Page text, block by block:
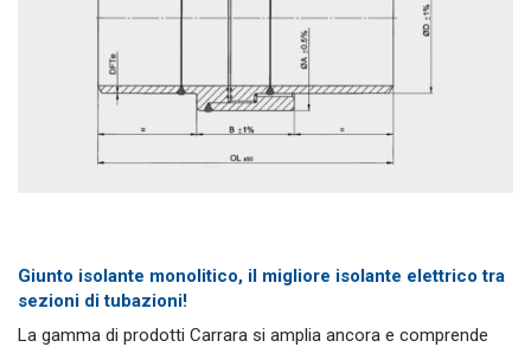
Giunto isolante monolitico, il migliore isolante elettrico tra
sezioni di tubazioni!
La gamma di prodotti Carrara si amplia ancora e comprende